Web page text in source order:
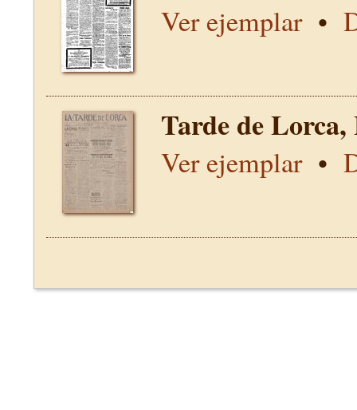
Ver ejemplar•
Tarde de
Ver ejemplar•